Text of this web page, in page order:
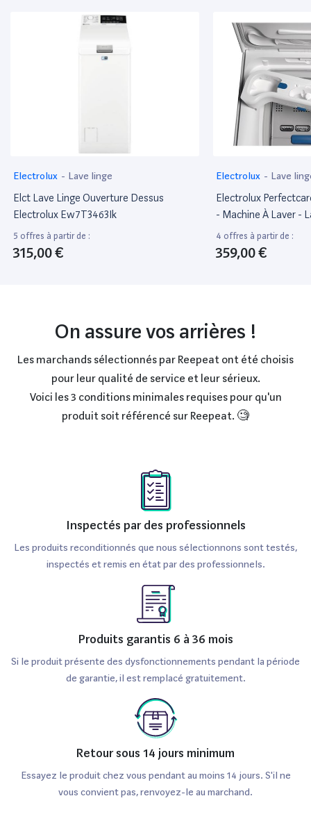
Electrolux - Lave linge
Elct Lave Linge Ouverture Dessus
Electrolux Ew7T3463Ik
5 offres à partir de :
315,00 €
Electrolux - Lave
Electrolux
- Machine À Laver -
Profondeur : 60 Cm
Chargement Par Le
4 offres à partir de :
359,00 €
On assure vos arrières !
Les marchands sélectionnés par Reepeat ont été choisis
pour leur qualité de service et leur sérieux.
Voici les 3 conditions minimales requises pour qu'un
produit soit référencé sur Reepeat. 🧐
Inspectés par des professionnels
Les produits reconditionnés que nous sélectionnons sont testés,
inspectés et remis en état par des professionnels.
Produits garantis 6 à 36 mois
Si le produit présente des dysfonctionnements pendant la période
de garantie, il est remplacé gratuitement.
Retour sous 14 jours minimum
Essayez le produit chez vous pendant au moins 14 jours. S'il ne
vous convient pas, renvoyez-le au marchand.